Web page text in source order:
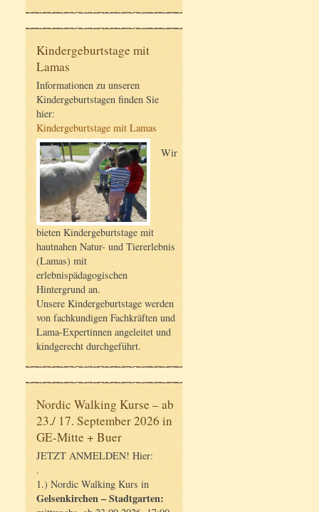
Kindergeburtstage mit
Lamas
Informationen zu unseren
Kindergeburtstagen finden Sie
hier:
Kindergeburtstage mit Lamas
Wir
bieten Kindergeburtstage mit
hautnahen Natur- und Tiererlebnis
(Lamas) mit
erlebnispädagogischen
Hintergrund an.
Unsere Kindergeburtstage werden
von fachkundigen Fachkräften und
Lama-Expertinnen angeleitet und
kindgerecht durchgeführt.
Nordic Walking Kurse – ab
23./ 17. September 2026 in
GE-Mitte + Buer
JETZT ANMELDEN! Hier:
.
1.) Nordic Walking Kurs in
Gelsenkirchen – Stadtgarten: